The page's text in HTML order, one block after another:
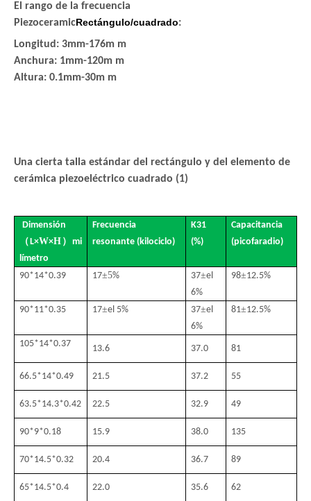
El rango de la frecuencia
PiezoceramicRectángulo/cuadrado:
Longitud: 3mm-176m m
Anchura: 1mm-120m m
Altura: 0.1mm-30m m
Una cierta talla estándar del rectángulo y del elemento de
cerámica piezoeléctrico cuadrado (1)
Dimensión
（L×W×H ） mi
límetro
Frecuencia
resonante (kilociclo)
K31
(%)
Capacitancia
(picofaradio)
90*14*0.39 17±5% 37±el
6%
98±12.5%
90*11*0.35 17±el 5% 37±el
6%
81±12.5%
105*14*0.37 13.6 37.0 81
66.5*14*0.49 21.5 37.2 55
63.5*14.3*0.42 22.5 32.9 49
90*9*0.18 15.9 38.0 135
70*14.5*0.32 20.4 36.7 89
65*14.5*0.4 22.0 35.6 62